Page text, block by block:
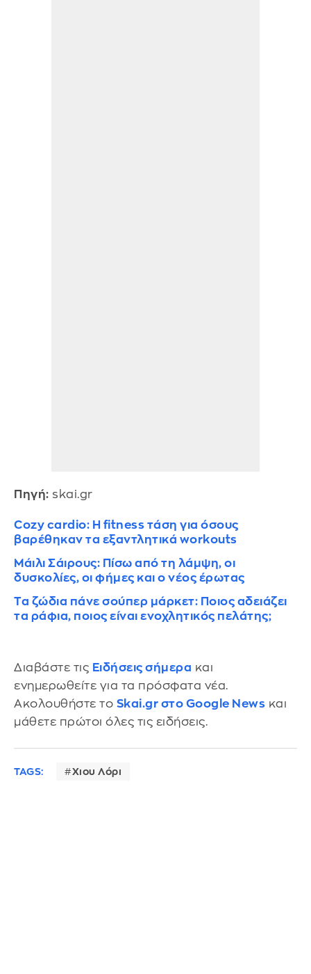
Πηγή: skai.gr
Cozy cardio: Η fitness τάση για όσους
βαρέθηκαν τα εξαντλητικά workouts
Μάιλι Σάιρους: Πίσω από τη λάμψη, οι
δυσκολίες, οι φήμες και ο νέος έρωτας
Τα ζώδια πάνε σούπερ μάρκετ: Ποιος αδειάζει
τα ράφια, ποιος είναι ενοχλητικός πελάτης;
Διαβάστε τις Ειδήσεις σήμερα και
ενημερωθείτε για τα πρόσφατα νέα.
Ακολουθήστε το Skai.gr στο Google News και
μάθετε πρώτοι όλες τις ειδήσεις.
TAGS: Χιου Λόρι